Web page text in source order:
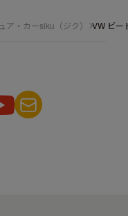
ア・カーsiku（ジク） VW ビー